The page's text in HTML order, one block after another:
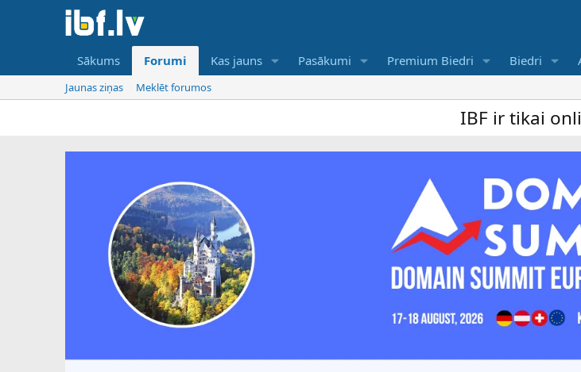
Sākums Forumi Kas jauns Pasākumi Premium Biedri Biedri
Jaunas ziņas Meklēt forumos
IBF ir tikai online